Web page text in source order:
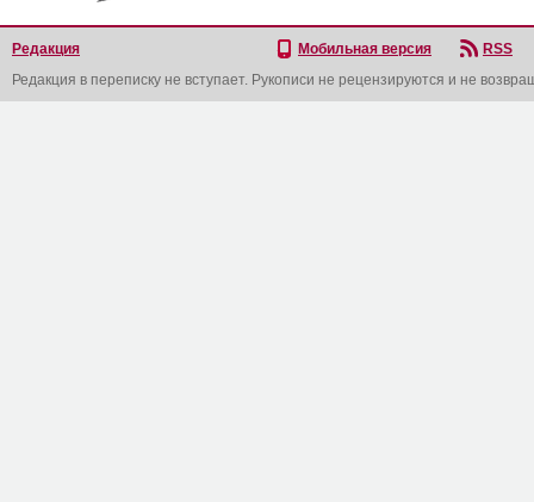
Редакция Мобильная версия
RSS
Редакция в переписку не вступает. Рукописи не рецензируются и не